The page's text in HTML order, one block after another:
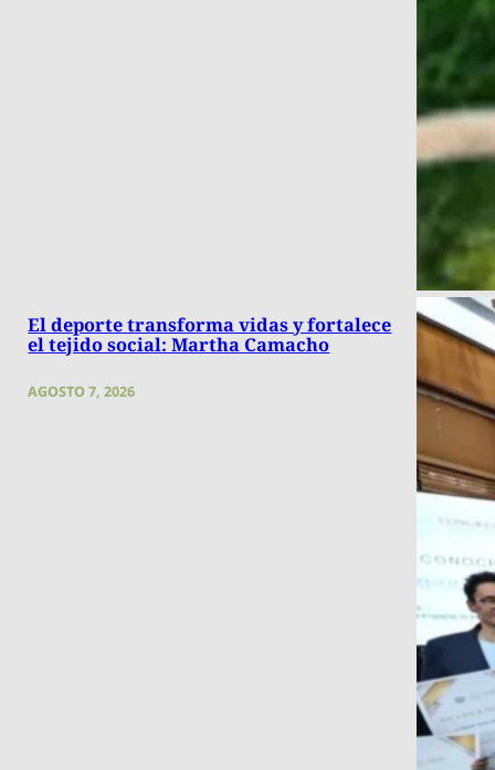
El deporte transforma vidas y fortalece
el tejido social: Martha Camacho
AGOSTO 7, 2026